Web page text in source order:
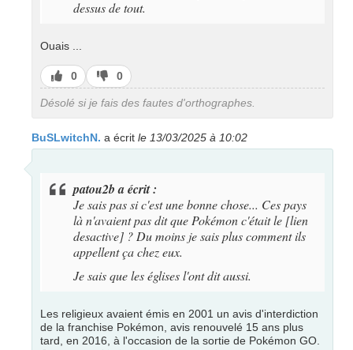
dessus de tout.
Ouais ...
J’aime
0
J’aime
pas
0
Désolé si je fais des fautes d'orthographes.
BuSLwitchN. a écrit le 13/03/2025 à 10:02
patou2b a écrit :
Je sais pas si c'est une bonne chose... Ces pays
là n'avaient pas dit que Pokémon c'était le [lien
desactive] ? Du moins je sais plus comment ils
appellent ça chez eux.
Je sais que les églises l'ont dit aussi.
Les religieux avaient émis en 2001 un avis d'interdiction
de la franchise Pokémon, avis renouvelé 15 ans plus
tard, en 2016, à l'occasion de la sortie de Pokémon GO.